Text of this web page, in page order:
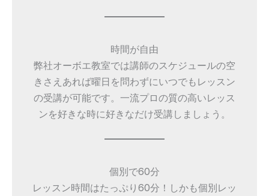
時間が自由
弊社オーボエ教室では講師のスケジュールの空
きさえあれば曜日を問わずにいつでもレッスン
の受講が可能です。一流プロの質の高いレッス
ンを好きな時に好きなだけ受講しましょう。
個別で60分
レッスン時間はたっぷり60分！しかも個別レッ